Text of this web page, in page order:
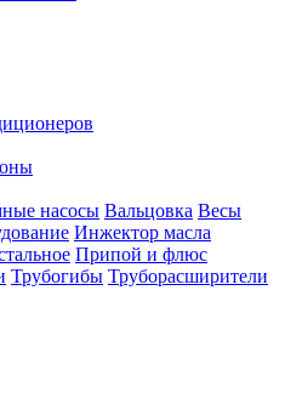
насосы Вальцовка Весы
Инжектор масла
Припой и флюс
Трубогибы Труборасширители